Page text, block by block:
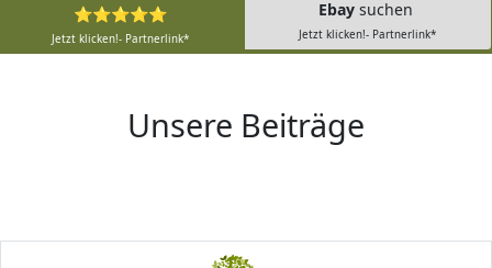
⭐⭐⭐⭐⭐
Jetzt klicken!- Partnerlink*
Ebay suchen
Jetzt klicken!- Partnerlink*
Unsere Beiträge